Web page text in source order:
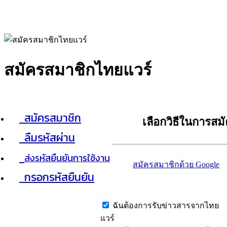
สมัครสมาชิกไทยแวร์
สมัครสมาชิก
ลืมรหัสผ่าน
ส่งรหัสยืนยันการใช้งาน
กรอกรหัสยืนยัน
เลือกวิธีในการส
สมัครสมาชิกด้วย Google
ฉันต้องการรับข่าวสารจากไทย
แวร์